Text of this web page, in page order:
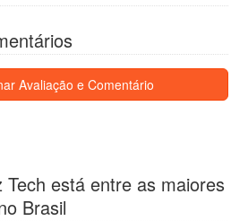
Avaliação e Comentário
Tech está entre as maiores
Brasil